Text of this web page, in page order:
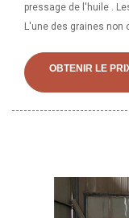
pressage de l'huile .
L'une des graines non
sans la coque. La
huile avec un
sont : le sésame, le
pin (bon effet de
OBTENIR LE